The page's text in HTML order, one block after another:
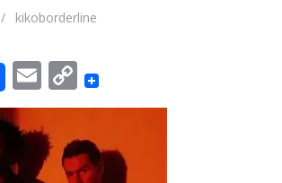
Autor
kikoborderline
EmailCopy
Link